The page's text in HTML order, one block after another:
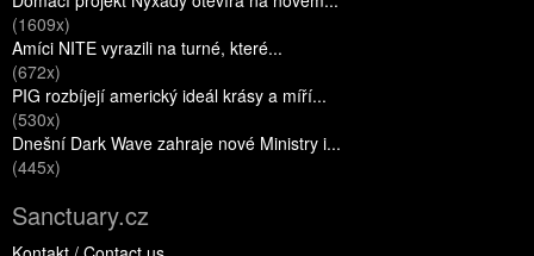
(1609x)
Amíci NITE vyrazili na turné, které...
(672x)
PIG rozbíjejí americký ideál krásy a míří...
(530x)
Dnešní Dark Wave zahraje nové Ministry i...
(445x)
Sanctuary.cz